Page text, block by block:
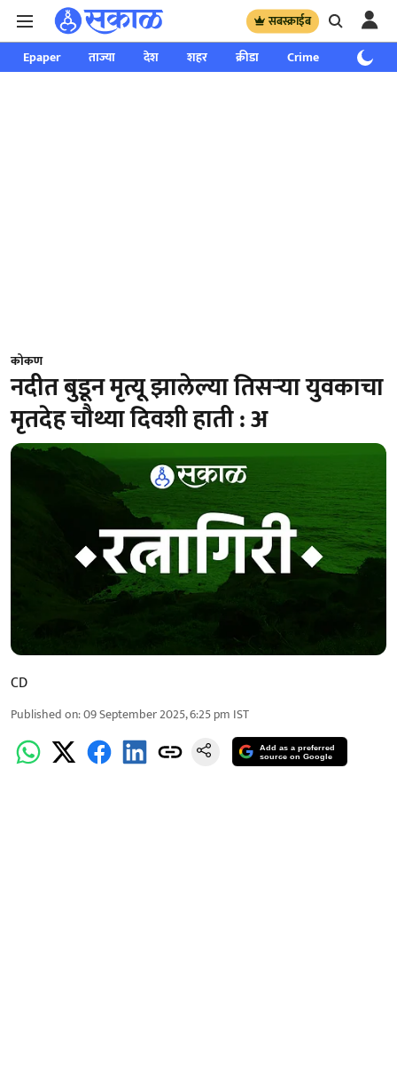
सबस्क्राईब
Epaper ताज्या देश शहर क्रीडा Crime साप्ताहिक
कोकण
नदीत बुडून मृत्यू झालेल्या तिसऱ्या युवकाचा
मृतदेह चौथ्या दिवशी हाती : अ
CD
Published on:09 September 2025, 6:25 pm IST
Add as a preferred
source on Google